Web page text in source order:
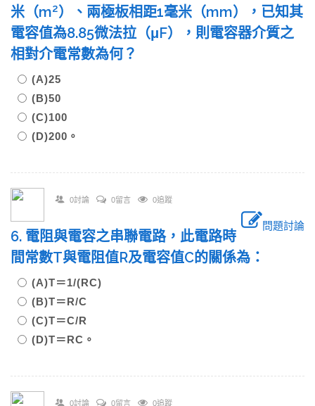
米（m2）、兩極板相距1毫米（mm），已知其
電容值為8.85微法拉（μF），則電容器介質之
相對介電常數為何？
(A)25
(B)50
(C)100
(D)200。
0討論 0留言 0追蹤
問題討論
6. 電阻與電容之串聯電路，此電路時
間常數T與電阻值R及電容值C的關係為：
(A)T＝1/(RC)
(B)T＝R/C
(C)T＝C/R
(D)T＝RC。
0討論 0留言 0追蹤